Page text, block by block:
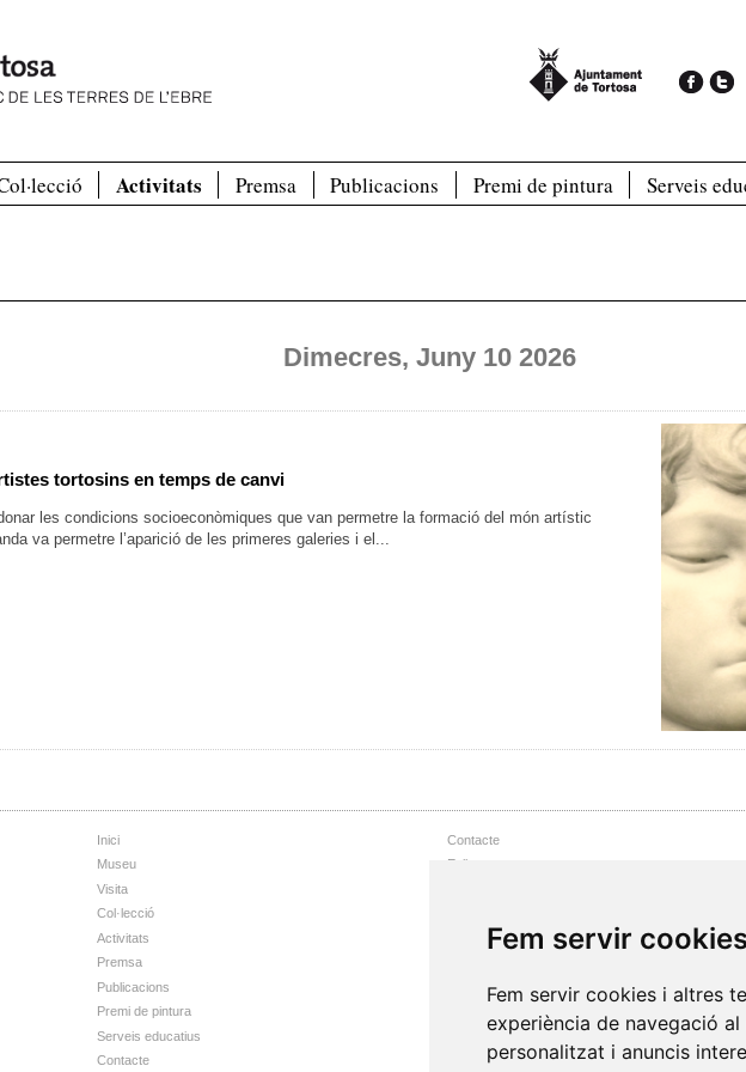
Fem servir
Fem servir cookies i altres
experiència de navegació
personalitzat i anuncis
Activitats Premsa Publicacions Premi de pintura Serveis
Dimecres, Juny 10 2026
tortosins en temps de canvi
les condicions socioeconòmiques que van permetre la formació del món artístic
va permetre l’aparició de les primeres galeries i el...
Inici
Museu
Visita
Col·lecció
Activitats
Premsa
Publicacions
Premi de pintura
Serveis educatius
Contacte
Contacte
Enllaços
Mapa web